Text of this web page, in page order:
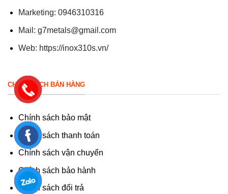
Marketing: 0946310316
Mail: g7metals@gmail.com
Web: https://inox310s.vn/
CHÍNH SÁCH BÁN HÀNG
Chính sách bảo mật
Chính sách thanh toán
Chính sách vận chuyển
Chính sách bảo hành
Chính sách đổi trả